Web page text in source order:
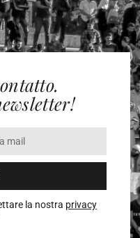
la nostra privacy